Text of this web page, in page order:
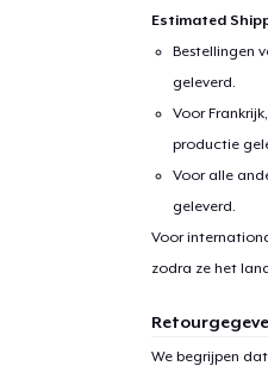
Estimated
Bestellingen
geleverd.
Voor
productie
Voor alle
geleverd.
Voor
zodra ze het
We begrijpen